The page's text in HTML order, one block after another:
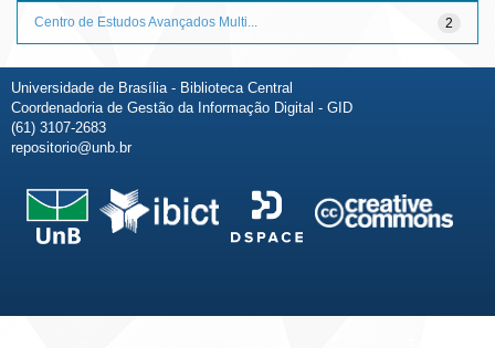
2
Centro de Estudos Avançados Multi...
Universidade de Brasília - Biblioteca Central
Coordenadoria de Gestão da Informação Digital - GID
(61) 3107-2683
repositorio@unb.br